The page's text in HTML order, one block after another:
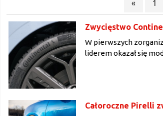
« 1
Zwycięstwo
W pierwszych
liderem okazał się
Całoroczne Pirelli